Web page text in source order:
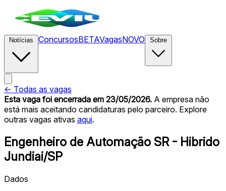
ConcursosBETAVagasNOVO
← Todas as vagas
Esta vaga foi encerrada em 23/05/2026. A empresa não
está mais aceitando candidaturas pelo parceiro. Explore
outras vagas ativas aqui.
Engenheiro de Automação SR - Hibrido
Jundiai/SP
Dados